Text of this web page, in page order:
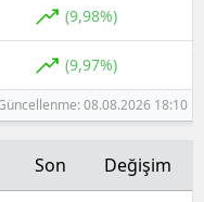
(9,98%)
(9,97%)
08.08.2026 18:10
Son Değişim